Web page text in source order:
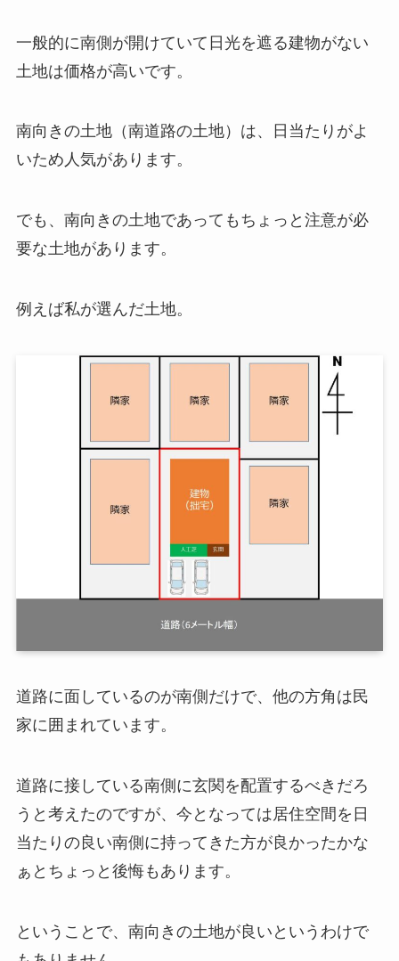
一般的に南側が開けていて日光を遮る建物がない
土地は価格が高いです。
南向きの土地（南道路の土地）は、日当たりがよ
いため人気があります。
でも、南向きの土地であってもちょっと注意が必
要な土地があります。
例えば私が選んだ土地。
道路に面しているのが南側だけで、他の方角は民
家に囲まれています。
道路に接している南側に玄関を配置するべきだろ
うと考えたのですが、今となっては居住空間を日
当たりの良い南側に持ってきた方が良かったかな
ぁとちょっと後悔もあります。
ということで、南向きの土地が良いというわけで